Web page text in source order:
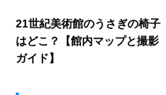
21世紀美術館のうさぎの椅子
はどこ？【館内マップと撮影
ガイド】